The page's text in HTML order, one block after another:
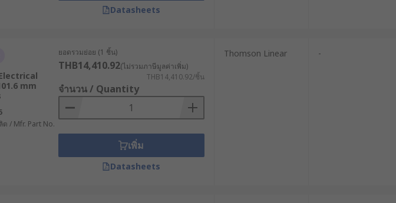
ไม่มีความเสี่ยงจากการรั่วซึมของของเหลว และลดความ
ทธิภาพ
กับ PLC เซ็นเซอร์ และระบบควบคุมอัตโนมัติได้อย่างมีประสิทธิภาพ
Time
งาน โหลด และสภาพแวดล้อมที่แตกต่างกัน การเลือกประเภทที่เหมาะ
Datasheets
mm
/ Mfr. Part No.
ยอดรวมย่อย (1 ชิ้น)
THB14,410.92(ไม่รวมภาษีมูลค่าเพิ่ม)
THB14,410.92/ชิ้น
จำนวน / Quantity
เพิ่ม
Datasheets
Thomson Linear -